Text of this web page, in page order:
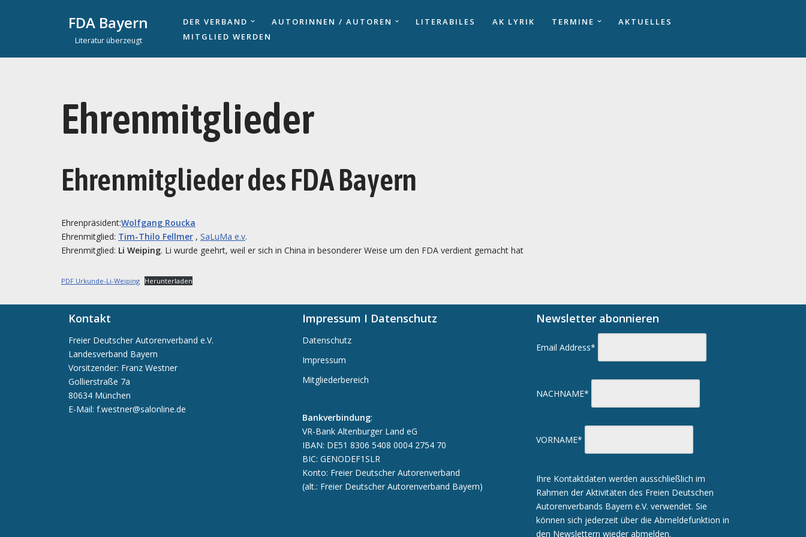
springen
FDA Bayern
Literatur überzeugt
DER VERBAND AUTORINNEN / AUTOREN LITERABILES AK LYRIK TERMINE
AKTUELLES
MITGLIED WERDEN
Ehrenmitglieder
Ehrenmitglieder des FDA Bayern
Ehrenpräsident:Wolfgang Roucka
Ehrenmitglied: Tim-Thilo Fellmer , SaLuMa e.v.
Ehrenmitglied: Li Weiping. Li wurde geehrt, weil er sich in China in besonderer Weise um den FDA verdient gemacht hat
PDF Urkunde-Li-Weiping Herunterladen
Kontakt
Freier Deutscher Autorenverband e.V.
Landesverband Bayern
Vorsitzender: Franz Westner
Gollierstraße 7a
80634 München
E-Mail: f.westner@salonline.de
Impressum I Datenschutz
Datenschutz
Impressum
Mitgliederbereich
Bankverbindung:
VR-Bank Altenburger Land eG
IBAN: DE51 8306 5408 0004 2754 70
BIC: GENODEF1SLR
Konto: Freier Deutscher Autorenverband
(alt.: Freier Deutscher Autorenverband Bayern)
Newsletter abonnieren
Email Address*
NACHNAME*
VORNAME*
Ihre Kontaktdaten werden ausschließlich im
Rahmen der Aktivitäten des Freien Deutschen
Autorenverbands Bayern e.V. verwendet. Sie
können sich jederzeit über die Abmeldefunktion in
den Newslettern wieder abmelden.